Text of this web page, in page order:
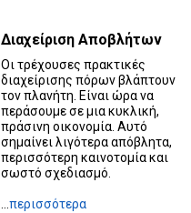
Διαχείριση Αποβλήτων
Οι τρέχουσες πρακτικές
διαχείρισης πόρων βλάπτουν
τον πλανήτη. Είναι ώρα να
περάσουμε σε μια κυκλική,
πράσινη οικονομία. Αυτό
σημαίνει λιγότερα απόβλητα,
περισσότερη καινοτομία και
σωστό σχεδιασμό.
περισσότερα